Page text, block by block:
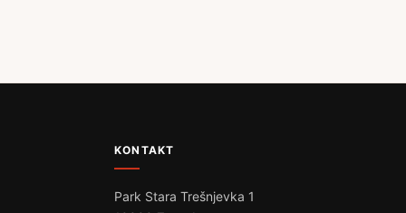
KONTAKT
Park Stara Trešnjevka 1